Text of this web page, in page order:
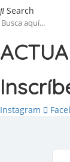
Search
Instagram